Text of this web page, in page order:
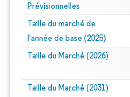
Prévisionnelles
Taille du marché de
l'année de base (2025)
Taille du Marché (2026)
Taille du Marché (2031)